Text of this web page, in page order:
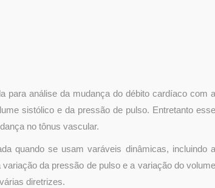
para análise da mudança do débito cardíaco com a
sistólico e da pressão de pulso. Entretanto esse
no tônus vascular.
quando se usam varáveis dinâmicas, incluindo a
da pressão de pulso e a variação do volume
diretrizes.